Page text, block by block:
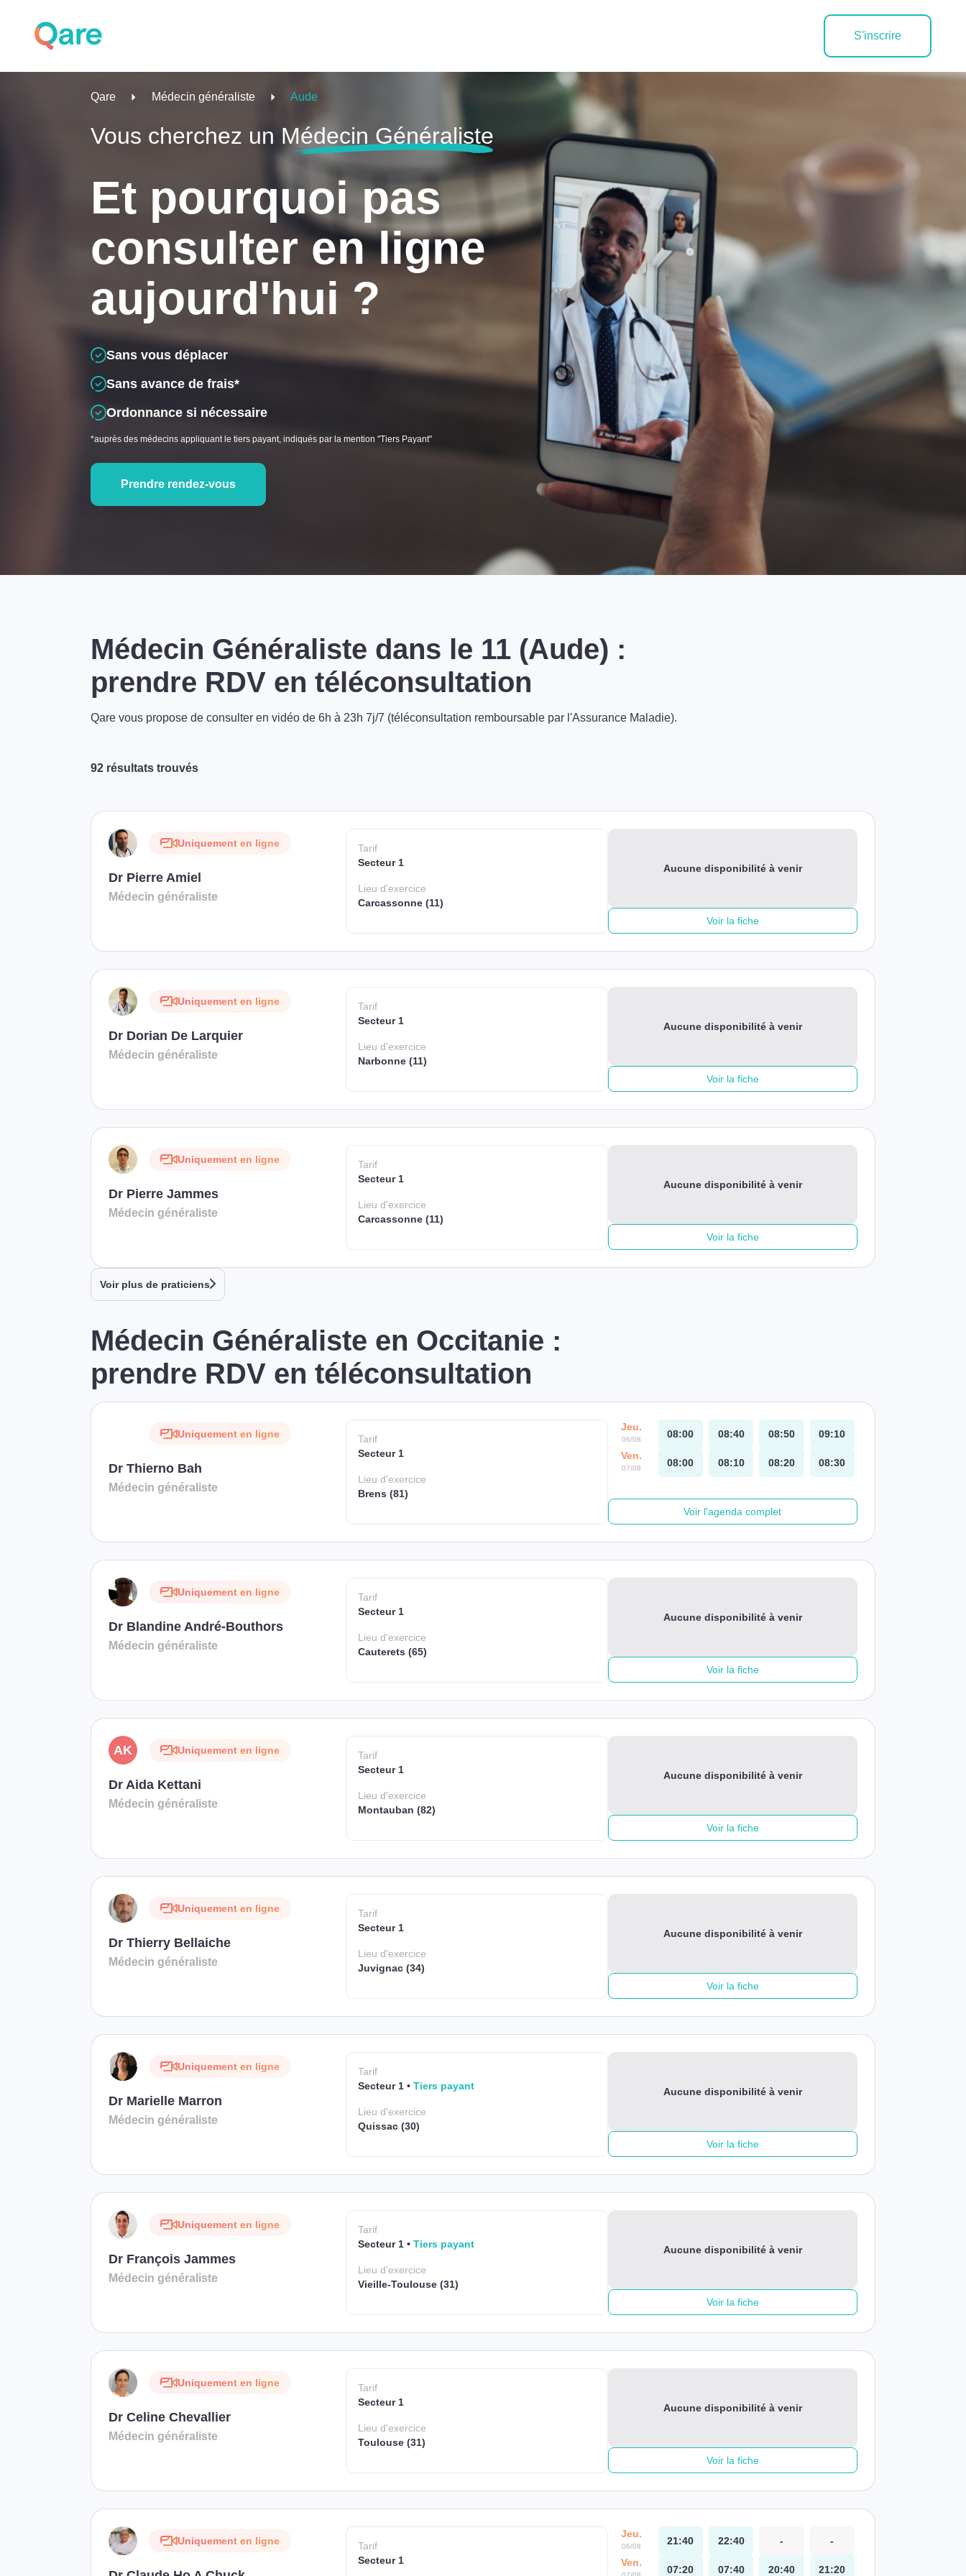
S'inscrire
Qare Médecin généraliste Aude
Vous cherchez un Médecin Généraliste
Et pourquoi pas
consulter en ligne
aujourd'hui ?
Sans vous déplacer
Sans avance de frais*
Ordonnance si nécessaire
*auprès des médecins appliquant le tiers payant, indiqués par la mention "Tiers Payant"
Prendre rendez-vous
Médecin Généraliste dans le 11 (Aude) :
prendre RDV en téléconsultation
Qare vous propose de consulter en vidéo de 6h à 23h 7j/7 (téléconsultation remboursable par l'Assurance Maladie).
92 résultats trouvés
Uniquement en ligne
Dr Pierre Amiel
Médecin généraliste
Tarif
Secteur 1
Lieud'exercice
Carcassonne (11)
Aucune disponibilité à venir
Voir la fiche
Uniquement en ligne
Dr Dorian De Larquier
Médecin généraliste
Tarif
Secteur 1
Lieud'exercice
Narbonne (11)
Aucune disponibilité à venir
Voir la fiche
Uniquement en ligne
Dr Pierre Jammes
Médecin généraliste
Tarif
Secteur 1
Lieud'exercice
Carcassonne (11)
Aucune disponibilité à venir
Voir la fiche
Voir plus de praticiens
Médecin Généraliste en Occitanie :
prendre RDV en téléconsultation
Uniquement en ligne
Dr Thierno Bah
Médecin généraliste
Tarif
Secteur 1
Lieud'exercice
Brens (81)
Jeu.
06/08 08:00 08:40 08:50
09:10
Ven.
07/08 08:00 08:10 08:20 08:30
Voir l'agenda complet
Uniquement en ligne
Dr Blandine André-Bouthors
Médecin généraliste
Tarif
Secteur 1
Lieud'exercice
Cauterets (65)
Aucune disponibilité à venir
Voir la fiche
AK Uniquement en ligne
Dr Aida Kettani
Médecin généraliste
Tarif
Secteur 1
Lieud'exercice
Montauban (82)
Aucune disponibilité à venir
Voir la fiche
Uniquement en ligne
Dr Thierry Bellaiche
Médecin généraliste
Tarif
Secteur 1
Lieud'exercice
Juvignac (34)
Aucune disponibilité à venir
Voir la fiche
Uniquement en ligne
Dr Marielle Marron
Médecin généraliste
Tarif
Secteur 1
Tiers payant
Lieud'exercice
Quissac (30)
Aucune disponibilité à venir
Voir la fiche
Uniquement en ligne
Dr François Jammes
Médecin généraliste
Tarif
Secteur 1
Tiers payant
Lieud'exercice
Vieille-Toulouse (31)
Aucune disponibilité à venir
Voir la fiche
Uniquement en ligne
Dr Celine Chevallier
Médecin généraliste
Tarif
Secteur 1
Lieud'exercice
Toulouse (31)
Aucune disponibilité à venir
Voir la fiche
Uniquement en ligne
Tarif
Secteur 1
Jeu.
06/08 21:40 22:40 -
-
Ven.
07:20 07:40 20:40 21:20